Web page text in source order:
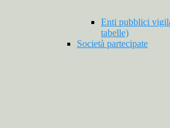
Enti pubblici
tabelle)
Società partecipate